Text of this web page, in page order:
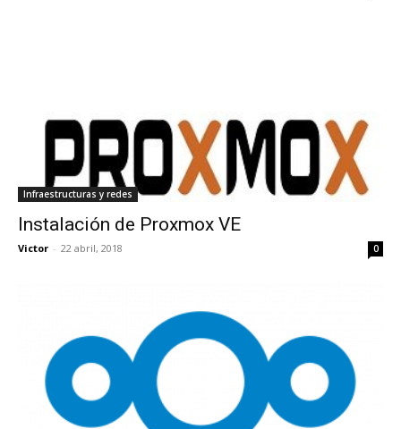
Infraestructuras y redes
Instalación de Proxmox VE
Victor - 22 abril, 2018 0